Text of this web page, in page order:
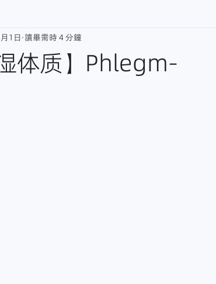
调理保养 中医穴位养生
体质】Phlegm-
1日 讀畢需時 4 分鐘